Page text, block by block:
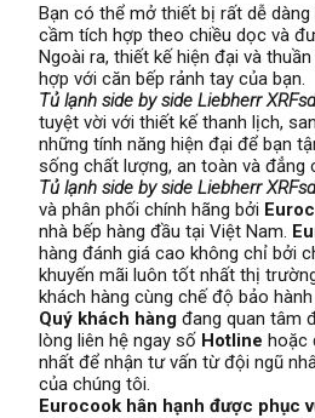
Bạn có thể mở thiết bị rất dễ
cầm tích hợp theo chiều dọc và
Ngoài ra, thiết kế hiện đại và
hợp với căn bếp rảnh tay của bạn.
Tủ lạnh side by side Liebherr
tuyệt vời với thiết kế thanh lịch,
những tính năng hiện đại để bạn
sống chất lượng, an toàn và đẳng
Tủ lạnh side by side Liebherr
và phân phối chính hãng bởi
nhà bếp hàng đầu tại Việt Nam.
hàng đánh giá cao không chỉ bởi
khuyến mãi luôn tốt nhất thị
khách hàng cùng chế độ bảo
Quý khách hàng đang quan tâm
lòng liên hệ ngay số Hotline hoặc
nhất để nhận tư vấn từ đội ngũ
của chúng tôi.
Eurocook hân hạnh được phục